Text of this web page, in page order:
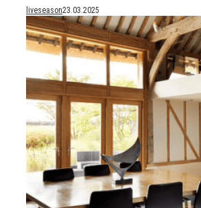
liveseason23.03.2025